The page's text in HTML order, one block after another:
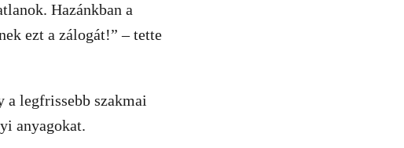
Hazánkban a
ezt a zálogát!” – tette
legfrissebb szakmai
anyagokat.